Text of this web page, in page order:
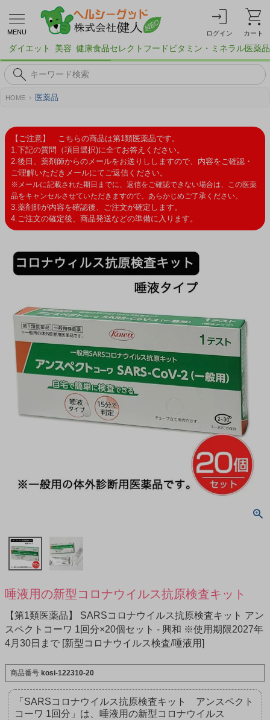
MENU ログイン カート
ダイエット 美容 健康食品セレクトフード ビタミン・ミネラル医薬品
HOME 医薬品
【ご注意】 こちらの商品は第1類医薬品です。
1.下記の質問（項目選択)に全てお答えください。
2.後日、薬剤師からのメールをお送りししますので、内容をご確認・
ご理解いただきメールにてご返信ください。
※メールに記載された期日までに、返信をご確認できない場合は、この医薬
品をキャンセルさせていただきますので、あらかじめご了承ください。
3.薬剤師が内容を確認後、ご注文が確定します。
4.ご注文の確定後、商品発送などの準備に入ります。
唾液用の新型コロナウイルス抗原検査キット
【第1類医薬品】 SARSコロナウイルス抗原検査キット アン
スペクトコーワ 1回分×20個セット - 興和 ※使用期限2027年
4月30日まで [新型コロナウイルス検査/唾液用]
商品番号 kosi-122310-20
「SARSコロナウイルス抗原検査キット アンスペクト
コーワ 1回分」は、唾液用の新型コロナウイルス